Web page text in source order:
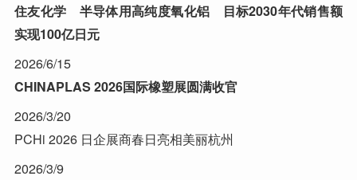
住友化学 半导体用高纯度氧化铝 目标2030年代销售额
实现100亿日元
2026/6/15
CHINAPLAS 2026国际橡塑展圆满收官
2026/3/20
PCHi 2026 日企展商春日亮相美丽杭州
2026/3/9